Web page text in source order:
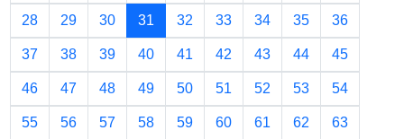
28 29 30 31 32 33 34 35 36
37 38 39 40 41 42 43 44 45
46 47 48 49 50 51 52 53 54
55 56 57 58 59 60 61 62 63